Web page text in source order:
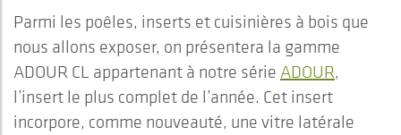
Parmi les poêles, inserts et cuisinières à bois que
nous allons exposer, on présentera la gamme
ADOUR CL appartenant à notre série ADOUR,
l’insert le plus complet de l’année. Cet insert
incorpore, comme nouveauté, une vitre latérale